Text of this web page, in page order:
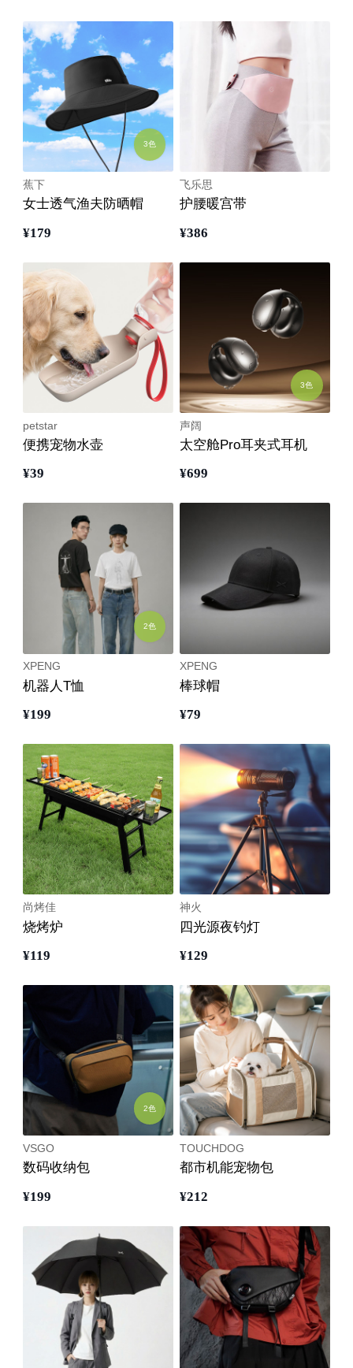
3色
蕉下
女士透气渔夫防晒帽
¥179
飞乐思
护腰暖宫带
¥386
petstar
便携宠物水壶
¥39
3色
声阔
太空舱Pro耳夹式耳机
¥699
2色
XPENG
机器人T恤
¥199
XPENG
棒球帽
¥79
尚烤佳
烧烤炉
¥119
神火
四光源夜钓灯
¥129
2色
VSGO
数码收纳包
¥199
TOUCHDOG
都市机能宠物包
¥212